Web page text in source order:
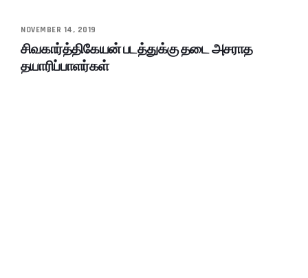
NOVEMBER 14, 2019
சிவகார்த்திகேயன் படத்துக்கு தடை அசராத
தயாரிப்பாளர்கள்